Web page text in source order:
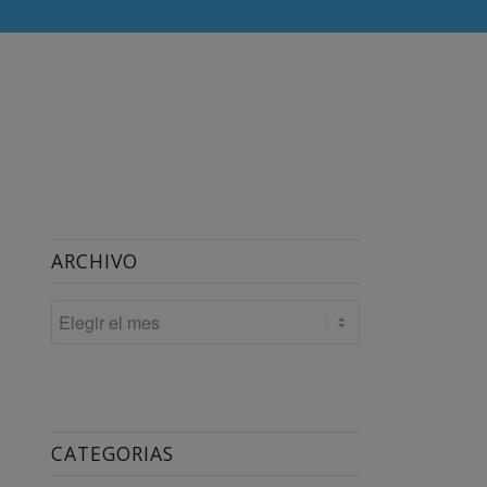
ARCHIVO
CATEGORIAS